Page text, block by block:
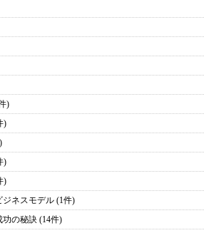
)
)
)
)
ネスモデル (1件)
の秘訣 (14件)